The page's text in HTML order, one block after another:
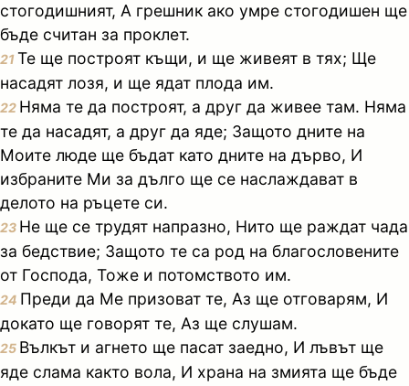
стогодишният, А грешник ако умре стогодишен ще
бъде считан за проклет.
21Те ще построят къщи, и ще живеят в тях; Ще
насадят лозя, и ще ядат плода им.
22 Няма те да построят, а друг да живее там. Няма
те да насадят, а друг да яде; Защото дните на
Моите люде ще бъдат като дните на дърво, И
избраните Ми за дълго ще се наслаждават в
делото на ръцете си.
23 Не ще се трудят напразно, Нито ще раждат чада
за бедствие; Защото те са род на благословените
от Господа, Тоже и потомството им.
24 Преди да Ме призоват те, Аз ще отговарям, И
докато ще говорят те, Аз ще слушам.
25 Вълкът и агнето ще пасат заедно, И лъвът ще
яде слама както вола, И храна на змията ще бъде